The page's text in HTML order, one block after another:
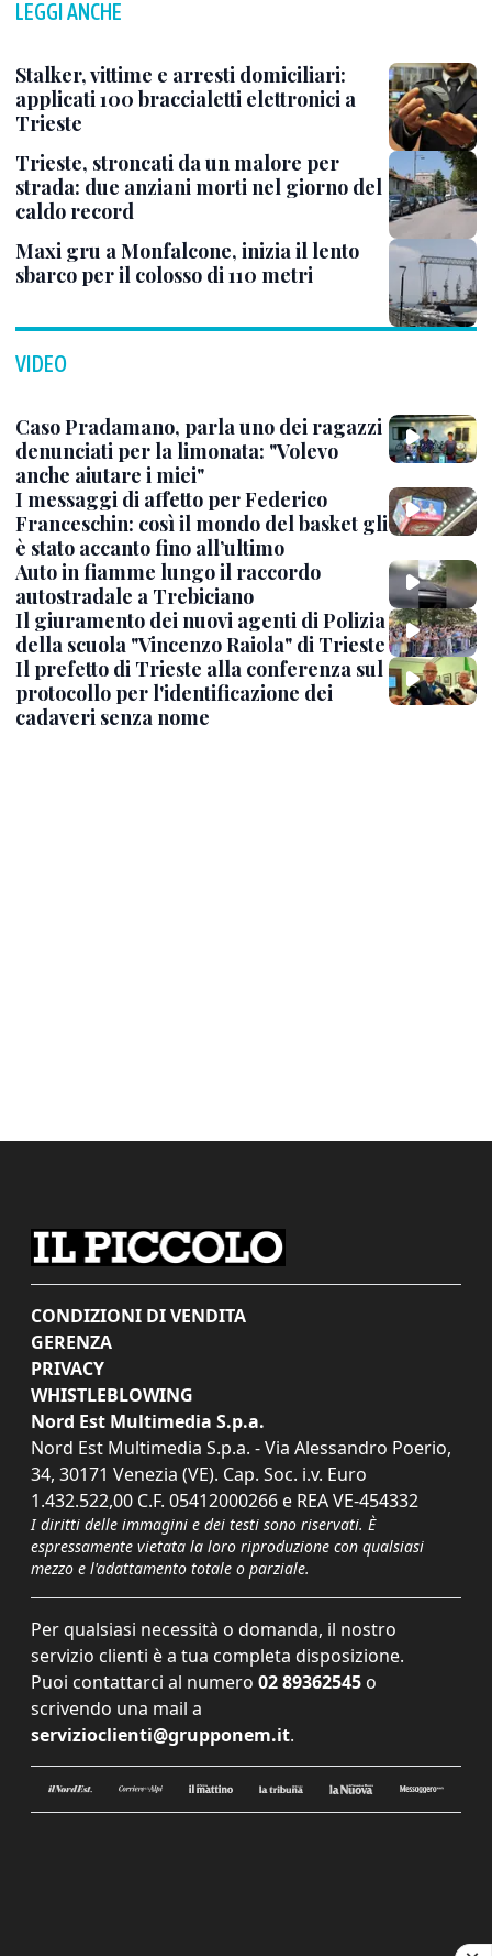
LEGGI ANCHE
Stalker, vittime e arresti domiciliari:
applicati 100 braccialetti elettronici a
Trieste
Trieste, stroncati da un malore per
strada: due anziani morti nel giorno del
caldo record
Maxi gru a Monfalcone, inizia il lento
sbarco per il colosso di 110 metri
VIDEO
Caso Pradamano, parla uno dei ragazzi
denunciati per la limonata: "Volevo
anche aiutare i miei"
I messaggi di affetto per Federico
Franceschin: così il mondo del basket gli
è stato accanto fino all’ultimo
Auto in fiamme lungo il raccordo
autostradale a Trebiciano
Il giuramento dei nuovi agenti di Polizia
della scuola "Vincenzo Raiola" di Trieste
Il prefetto di Trieste alla conferenza sul
protocollo per l'identificazione dei
cadaveri senza nome
CONDIZIONI DI VENDITA
GERENZA
PRIVACY
WHISTLEBLOWING
Nord Est Multimedia S.p.a.
Nord Est Multimedia S.p.a. - Via Alessandro Poerio,
34, 30171 Venezia (VE). Cap. Soc. i.v. Euro
1.432.522,00 C.F. 05412000266 e REA VE-454332
I diritti delle immagini e dei testi sono riservati. È
espressamente vietata la loro riproduzione con qualsiasi
mezzo e l'adattamento totale o parziale.
Per qualsiasi necessità o domanda, il nostro
servizio clienti è a tua completa disposizione.
Puoi contattarci al numero 02 89362545 o
scrivendo una mail a
servizioclienti@grupponem.it.